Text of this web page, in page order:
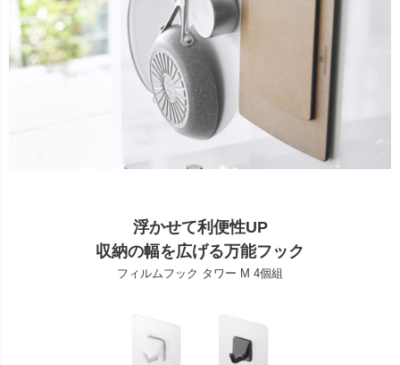
浮かせて利便性UP
収納の幅を広げる万能フック
フィルムフック タワー M 4個組